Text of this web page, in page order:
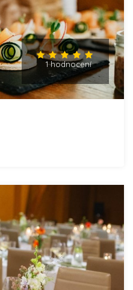
1 hodnocení